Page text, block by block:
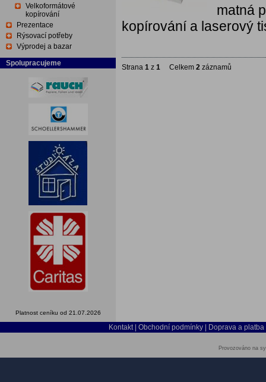
Velkoformátové
kopírování
Prezentace
Rýsovací potřeby
Výprodej a bazar
Spolupracujeme
Platnost ceníku od 21.07.2026
matná
kopírování a laserový
Strana 1 z 1 Celkem 2 záznamů
Kontakt Obchodní podmínky Doprava a platba
Provozováno na